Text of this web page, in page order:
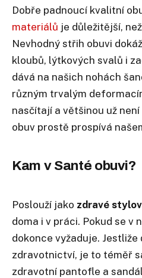
Dobře padnoucí kvalitní
materiálů je důležitější,
Nevhodný střih obuvi
kloubů, lýtkových svalů i
dává na našich nohách
různým trvalým
nasčítají a většinou už
obuv prostě prospívá
Kam v Santé obuvi?
Poslouží jako zdravé
doma i v práci. Pokud se v
dokonce vyžaduje.
zdravotnictví, je to téměř
zdravotní pantofle a